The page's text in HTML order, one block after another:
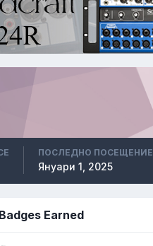
ПОСЛЕДНО ПОСЕЩЕНИЕ
Януари 1, 2025
Earned